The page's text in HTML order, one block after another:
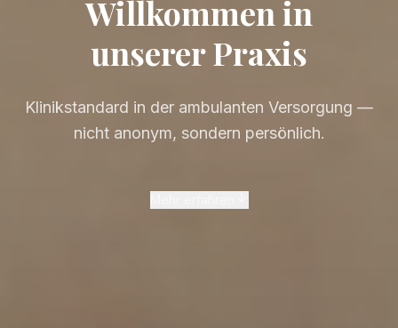
Willkommen in
unserer Praxis
Klinikstandard in der ambulanten Versorgung —
nicht anonym, sondern persönlich.